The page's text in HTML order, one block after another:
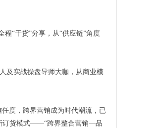
“干货”分享，从“供应链”角度
及实战操盘导师大咖，从商业模
度，跨界营销成为时代潮流，已
订货模式——“跨界整合营销—品